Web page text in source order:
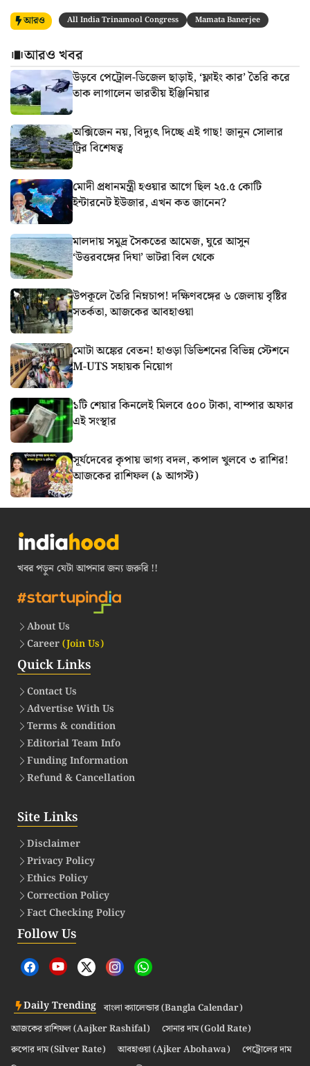
আরও All India Trinamool Congress Mamata Banerjee
আরও খবর
উড়বে পেট্রোল-ডিজেল ছাড়াই, ‘ফ্লাইং কার’ তৈরি করে
তাক লাগালেন ভারতীয় ইঞ্জিনিয়ার
অক্সিজেন নয়, বিদ্যুৎ দিচ্ছে এই গাছ! জানুন সোলার
ট্রির বিশেষত্ব
মোদী প্রধানমন্ত্রী হওয়ার আগে ছিল ২৫.৫ কোটি
ইন্টারনেট ইউজার, এখন কত জানেন?
মালদায় সমুদ্র সৈকতের আমেজ, ঘুরে আসুন
‘উত্তরবঙ্গের দিঘা’ ভাটরা বিল থেকে
উপকূলে তৈরি নিম্নচাপ! দক্ষিণবঙ্গের ৬ জেলায় বৃষ্টির
সতর্কতা, আজকের আবহাওয়া
মোটা অঙ্কের বেতন! হাওড়া ডিভিশনের বিভিন্ন স্টেশনে
M-UTS সহায়ক নিয়োগ
১টি শেয়ার কিনলেই মিলবে ৫০০ টাকা, বাম্পার অফার
এই সংস্থার
সূর্যদেবের কৃপায় ভাগ্য বদল, কপাল খুলবে ৩ রাশির!
আজকের রাশিফল (৯ আগস্ট)
খবর পড়ুন যেটা আপনার জন্য জরুরি !!
About Us
Career(Join Us)
Quick Links
Contact Us
Advertise With Us
Terms & condition
Editorial Team Info
Funding Information
Refund & Cancellation
Site Links
Disclaimer
Privacy Policy
Ethics Policy
Correction Policy
Fact Checking Policy
Follow Us
Daily Trending বাংলা ক্যালেন্ডার (Bangla Calendar)
আজকের রাশিফল (Aajker Rashifal)
সোনার দাম (Gold Rate)
রুপোর দাম (Silver Rate)
আবহাওয়া (Ajker Abohawa)
পেট্রোলের দাম